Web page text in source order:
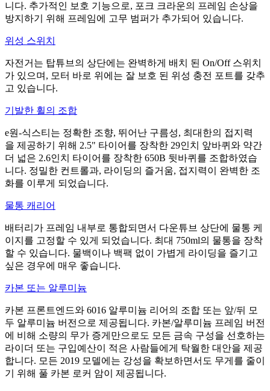
니다. 추가적인 보호 기능으로, 포크 크라운의 프레임 손상을
방지하기 위해 프레임에 고무 범퍼가 추가되어 있습니다.
위성 스위치
자전거는 탑튜브의 상단에는 완벽하게 배치 된 On/Off 스위치
가 있으며, 모터 바로 위에는 잘 보호 된 위성 충전 포트를 갖추
고 있습니다.
기발한 휠의 조합
e원-식스티는 정확한 조향, 뛰어난 구름성, 최대한의 접지력
을 제공하기 위해 2.5" 타이어를 장착한 29인치 앞바퀴와 약간
더 넓은 2.6인치 타이어를 장착한 650B 뒷바퀴를 조합하였습
니다. 정밀한 컨트롤과, 라이딩의 즐거움, 접지력이 완벽한 조
화를 이루게 되었습니다.
물통 캐리어
배터리가 프레임 내부로 통합되면서 다운튜브 상단에 물통 케
이지를 고정할 수 있게 되었습니다. 최대 750ml의 물통을 장착
할 수 있습니다. 물백이나 백팩 없이 가볍게 라이딩을 즐기고
싶은 경우에 매우 좋습니다.
카본 또는 알루미늄
카본 프론트엔드와 6016 알루미늄 리어의 조합 또는 앞/뒤 모
두 알루미늄 버전으로 제공됩니다. 카본/알루미늄 프레임 버전
에 비해 소량의 무가 증게만으로도 모든 금속 구성을 선호하는
라이더 또는 구입예산이 적은 사람들에게 탁월한 대안을 제공
합니다. 모든 2019 모델에는 강성을 확보하면서도 무게를 줄이
기 위해 풀 카본 로커 암이 제공됩니다.